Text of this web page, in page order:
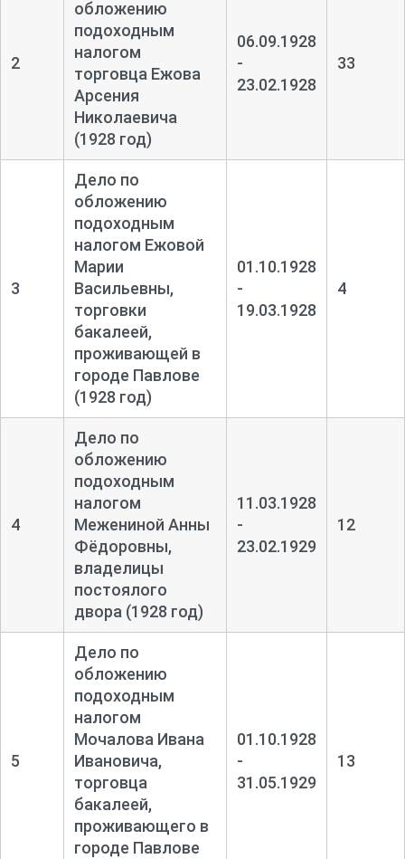
2
обложению
подоходным
налогом
торговца Ежова
Арсения
Николаевича
(1928 год)
06.09.1928
-
23.02.1928
33
3
Дело по
обложению
подоходным
налогом Ежовой
Марии
Васильевны,
торговки
бакалеей,
проживающей в
городе Павлове
(1928 год)
01.10.1928
-
19.03.1928
4
4
Дело по
обложению
подоходным
налогом
Межениной Анны
Фёдоровны,
владелицы
постоялого
двора (1928 год)
11.03.1928
-
23.02.1929
12
5
Дело по
обложению
подоходным
налогом
Мочалова Ивана
Ивановича,
торговца
бакалеей,
проживающего в
городе Павлове
01.10.1928
-
31.05.1929
13